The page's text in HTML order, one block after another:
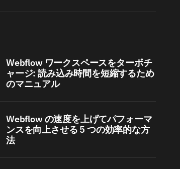
Webflow ワークスペースをターボチ
ャージ: 読み込み時間を短縮するため
のマニュアル
Webflow の速度を上げてパフォーマ
ンスを向上させる 5 つの効率的な方
法